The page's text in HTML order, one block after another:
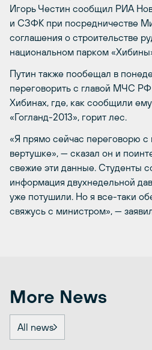
Игорь Честин сообщил РИА
и СЗФК при посредничестве
соглашения о строительстве
национальном парком
Путин также пообещал в
переговорить с главой МЧС
Хибинах, где, как сообщили
«Гогланд-2013», горит лес.
«Я прямо сейчас переговорю
вертушке», — сказал он и
свежие эти данные. Студенты
информация двухнедельной
уже потушили. Но я все-таки
свяжусь с министром», —
More News
All news